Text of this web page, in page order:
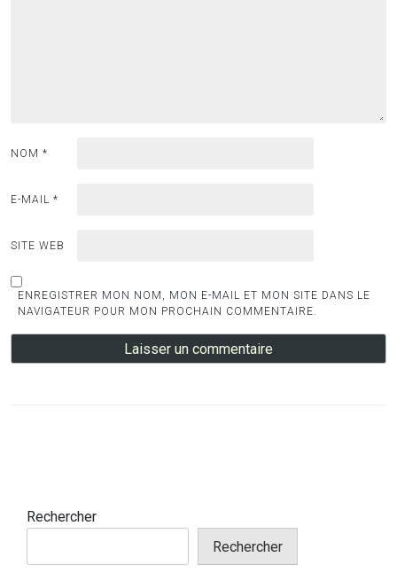
NOM *
E-MAIL *
SITE WEB
ENREGISTRER MON NOM, MON E-MAIL ET MON SITE DANS LE
NAVIGATEUR POUR MON PROCHAIN COMMENTAIRE.
Rechercher
Rechercher